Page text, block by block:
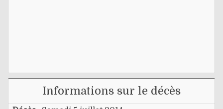
Informations sur le décès